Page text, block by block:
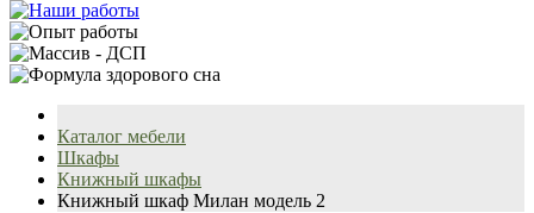
Каталог мебели
Шкафы
Книжный шкафы
Книжный шкаф Милан модель 2